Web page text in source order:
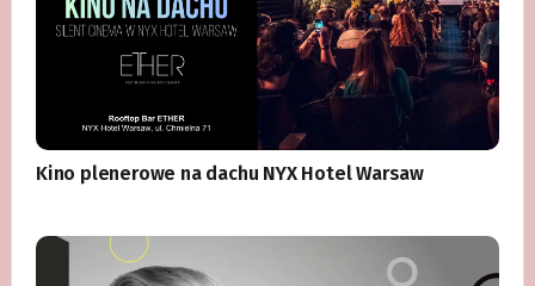
Kino plenerowe na dachu NYX Hotel Warsaw